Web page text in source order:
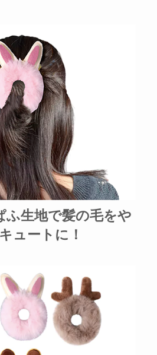
ふ生地で髪の毛をや
ュートに！